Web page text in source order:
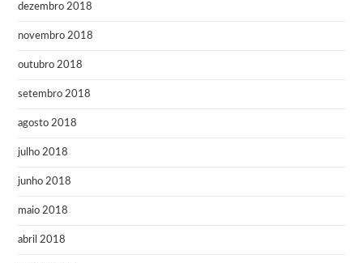
dezembro 2018
novembro 2018
outubro 2018
setembro 2018
agosto 2018
julho 2018
junho 2018
maio 2018
abril 2018